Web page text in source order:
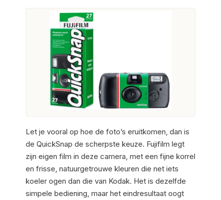
Let je vooral op hoe de foto’s eruitkomen, dan is
de QuickSnap de scherpste keuze. Fujifilm legt
zijn eigen film in deze camera, met een fijne korrel
en frisse, natuurgetrouwe kleuren die net iets
koeler ogen dan die van Kodak. Het is dezelfde
simpele bediening, maar het eindresultaat oogt